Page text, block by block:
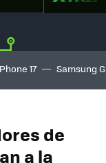
17 Samsung
de
a la